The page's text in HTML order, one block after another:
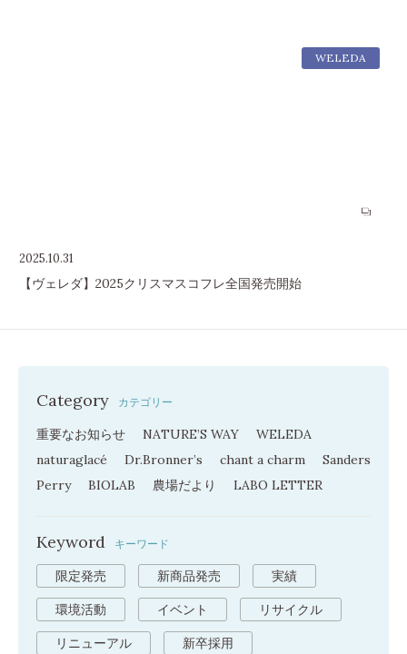
WELEDA
2025.10.31
【ヴェレダ】2025クリスマスコフレ全国発売開始
Category カテゴリー
重要なお知らせ NATURE’S WAY
WELEDA
naturaglacé
Dr.Bronner’s chant a charm
Sanders
Perry
BIOLAB 農場だより LABO LETTER
Keyword キーワード
限定発売 新商品発売 実績
環境活動 イベント リサイクル
リニューアル 新卒採用